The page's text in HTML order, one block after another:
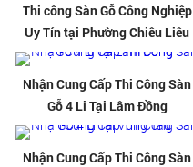
Thi công Sàn Gỗ Công Nghiệp
Uy Tín tại Phường Chiêu Liêu
Nhận Cung Cấp Thi Công Sàn
Gỗ 4 Li Tại Lâm Đồng
Nhận Cung Cấp Thi Công Sàn